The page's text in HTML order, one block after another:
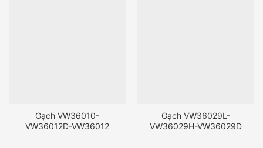
Gạch VW36010-
VW36012D-VW36012
Gạch VW36029L-
VW36029H-VW36029D